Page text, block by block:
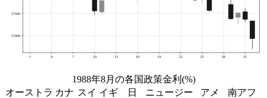
1988年8月の各国政策金利(%)
オーストラ カナ スイ イギ
日
ニュージー
アメ
南アフ